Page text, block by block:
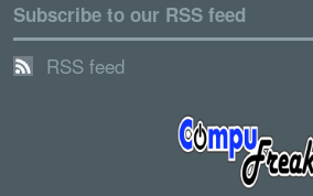
Subscribe to our RSS feed
RSS feed